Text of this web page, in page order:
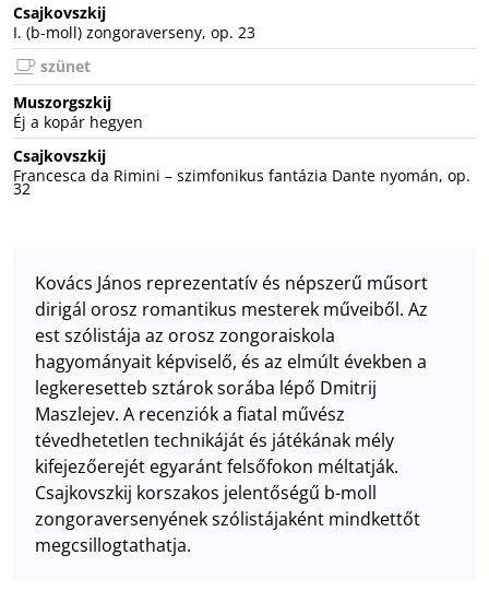
Csajkovszkij
I. (b-moll) zongoraverseny, op. 23
szünet
Muszorgszkij
Éj a kopár hegyen
Csajkovszkij
Francesca da Rimini – szimfonikus fantázia Dante nyomán, op.
32
Kovács János reprezentatív és népszerű műsort
dirigál orosz romantikus mesterek műveiből. Az
est szólistája az orosz zongoraiskola
hagyományait képviselő, és az elmúlt években a
legkeresetteb sztárok sorába lépő Dmitrij
Maszlejev. A recenziók a fiatal művész
tévedhetetlen technikáját és játékának mély
kifejezőerejét egyaránt felsőfokon méltatják.
Csajkovszkij korszakos jelentőségű b-moll
zongoraversenyének szólistájaként mindkettőt
megcsillogtathatja.